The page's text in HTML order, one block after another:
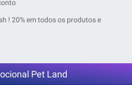
! 20% em todos os produtos e
Pet Land